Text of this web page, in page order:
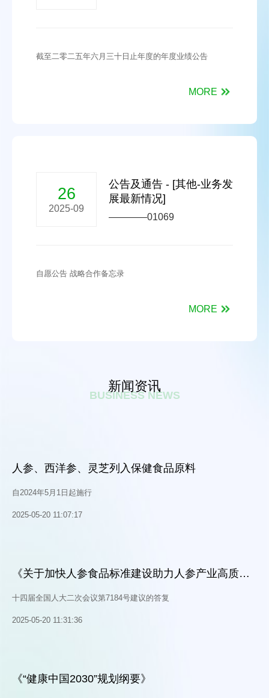
截至二零二五年六月三十日止年度的年度业绩公告
MORE
26
2025-09
公告及通告 - [其他-业务发
展最新情况]
————01069
自愿公告 战略合作备忘录
MORE
新闻资讯
BUSINESS NEWS
人参、西洋参、灵芝列入保健食品原料
自2024年5月1日起施行
2025-05-20 11:07:17
《关于加快人参食品标准建设助力人参产业高质量
十四届全国人大二次会议第7184号建议的答复
2025-05-20 11:31:36
《“健康中国2030”规划纲要》